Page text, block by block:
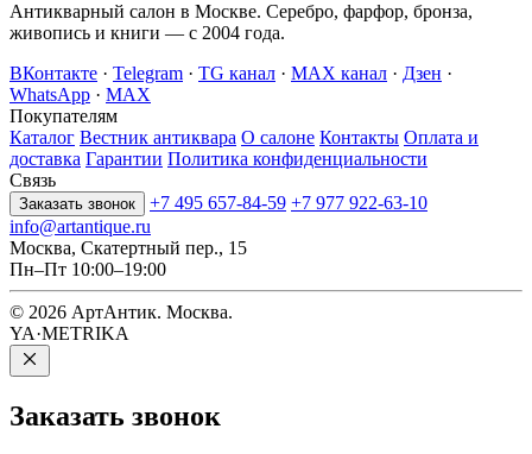
Антикварный салон в Москве. Серебро, фарфор, бронза,
живопись и книги — с 2004 года.
ВКонтакте · Telegram · TG канал · MAX канал · Дзен ·
WhatsApp · MAX
Покупателям
Каталог Вестник антиквара О салоне Контакты Оплата и
доставка Гарантии Политика конфиденциальности
Связь
Заказать звонок +7 495 657-84-59 +7 977 922-63-10
info@artantique.ru
Москва, Скатертный пер., 15
Пн–Пт 10:00–19:00
© 2026 АртАнтик. Москва.
YA·METRIKA
Заказать звонок